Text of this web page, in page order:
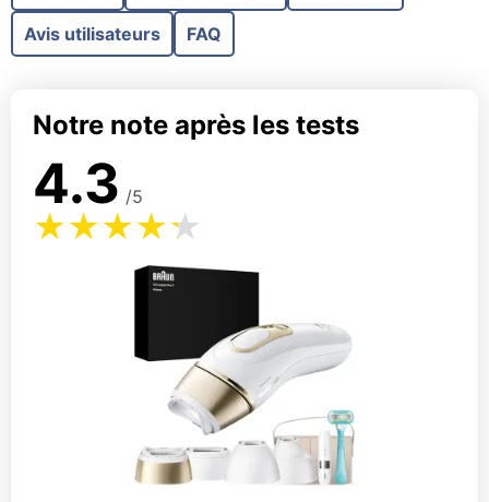
Avis utilisateurs FAQ
Notre note après les tests
4.3 /5